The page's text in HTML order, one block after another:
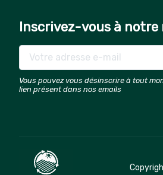
Inscrivez-vous à
Vous pouvez vous désinscrire à tout
lien présent dans nos emails